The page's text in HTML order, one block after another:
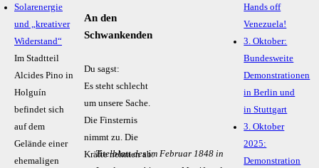
Solarenergie
und „kreativer
Widerstand“
Im Stadtteil
Alcides Pino in
Holguín
befindet sich
auf dem
Gelände einer
ehemaligen
An den
Schwankenden
Du sagst:
Es steht schlecht
um unsere Sache.
Die Finsternis
nimmt zu. Die
Kräfte nehmen ab.
Titelblatt des im Februar 1848 in
Hands off
Venezuela!
3. Oktober:
Bundesweite
Demonstrationen
in Berlin und
in Stuttgart
3. Oktober
2025:
Demonstration